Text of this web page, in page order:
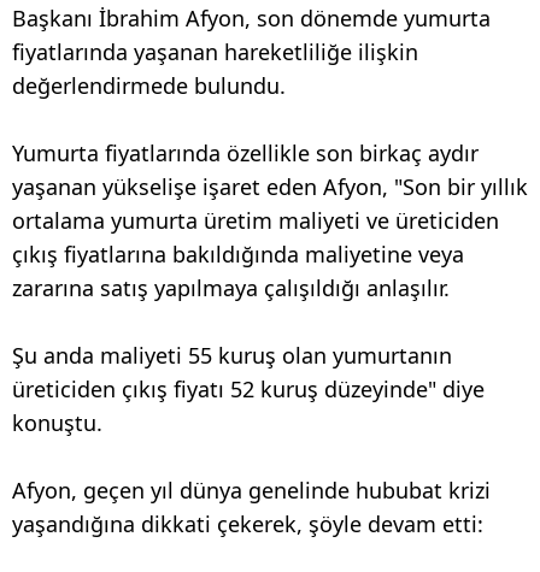
Başkanı İbrahim Afyon, son dönemde yumurta
fiyatlarında yaşanan hareketliliğe ilişkin
değerlendirmede bulundu.
Yumurta fiyatlarında özellikle son birkaç aydır
yaşanan yükselişe işaret eden Afyon, "Son bir yıllık
ortalama yumurta üretim maliyeti ve üreticiden
çıkış fiyatlarına bakıldığında maliyetine veya
zararına satış yapılmaya çalışıldığı anlaşılır.
Şu anda maliyeti 55 kuruş olan yumurtanın
üreticiden çıkış fiyatı 52 kuruş düzeyinde" diye
konuştu.
Afyon, geçen yıl dünya genelinde hububat krizi
yaşandığına dikkati çekerek, şöyle devam etti: